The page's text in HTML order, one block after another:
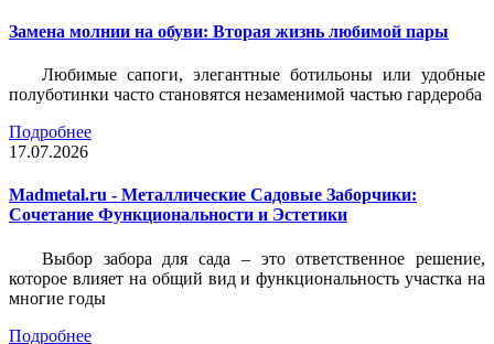
Замена молнии на обуви: Вторая жизнь любимой пары
Любимые сапоги, элегантные ботильоны или удобные
полуботинки часто становятся незаменимой частью гардероба
Подробнее
17.07.2026
Madmetal.ru - Металлические Садовые Заборчики:
Сочетание Функциональности и Эстетики
Выбор забора для сада – это ответственное решение,
которое влияет на общий вид и функциональность участка на
многие годы
Подробнее